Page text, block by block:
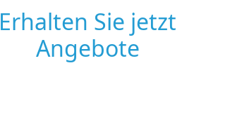
Erhalten Sie jetzt
Angebote